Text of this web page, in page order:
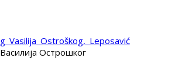
Острошког